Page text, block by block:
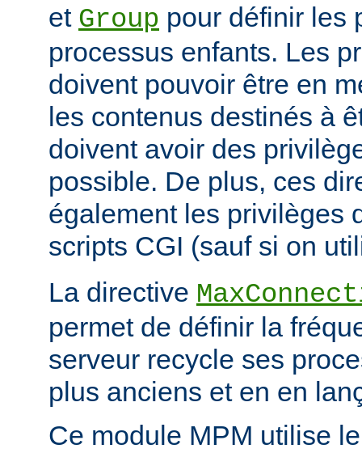
et Group pour définir les
processus enfants. Les
doivent pouvoir être en
les contenus destinés à
doivent avoir des
possible. De plus, ces
également les privilèges
scripts CGI (sauf si on
La directive
permet de définir la
serveur recycle ses
plus anciens et en en
Ce module MPM utilise